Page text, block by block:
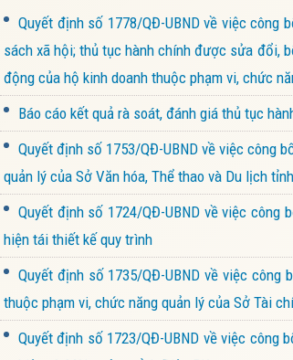
Quyết định số 1778/QĐ-UBND về việc công
sách xã hội; thủ tục hành chính được sửa đổi,
động của hộ kinh doanh thuộc phạm vi, chức
Báo cáo kết quả rà soát, đánh giá thủ tục
Quyết định số 1753/QĐ-UBND về việc công
quản lý của Sở Văn hóa, Thể thao và Du lịch
Quyết định số 1724/QĐ-UBND về việc
hiện tái thiết kế quy trình
Quyết định số 1735/QĐ-UBND về việc
thuộc phạm vi, chức năng quản lý của Sở Tài
Quyết định số 1723/QĐ-UBND về việc công